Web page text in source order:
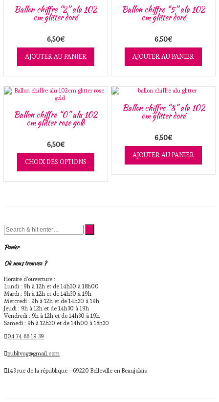
Ballon chiffre “2” alu 102
cm glitter doré
6,50€
AJOUTER AU PANIER
Ballon chiffre “5” alu 102
cm glitter doré
6,50€
AJOUTER AU PANIER
Ballon chiffre “0” alu 102
cm glitter rose gold
6,50€
CHOIX DES OPTIONS
Ce
plusieurs
variations.
sur
Ballon chiffre “8” alu 102
cm glitter doré
6,50€
AJOUTER AU PANIER
Panier
Où nous trouvez ?
Horaire d'ouverture :
Lundi : 9h à 12h et de 14h30 à 18h00
Mardi : 9h à 12h et de 14h30 à 19h
Mercredi : 9h à 12h et de 14h30 à 19h
Jeudi : 9h à 12h et de 14h30 à 19h
Vendredi : 9h à 12h et de 14h30 à 19h
Samedi : 9h à 12h30 et de 14h00 à 18h30
04 74 66 19 39
publivog@gmail.com
143 rue de la république - 69220 Belleville en Beaujolais